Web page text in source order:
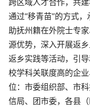
跨区域人才合作，共
通过“移青苗”的方式
助抚州籍在外院士专
源优势，深入开展返
返乡实践等活动，引
校学科关联度高的企
位：市委组织部、市
信局、团市委，各县